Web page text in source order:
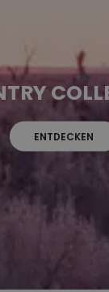
ENTDECKEN